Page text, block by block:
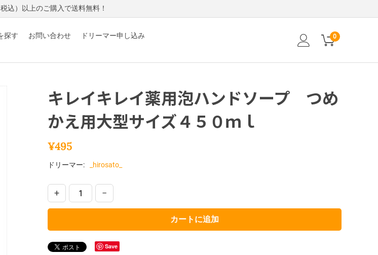
込）以上のご購入で送料無料！
探す お問い合わせ ドリーマー申し込み 0
キレイキレイ薬用泡ハンドソープ つめ
かえ用大型サイズ４５０ｍｌ
¥495
ドリーマー: _hirosato_
+ −
カートに追加
Save